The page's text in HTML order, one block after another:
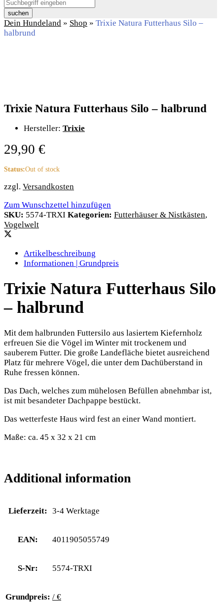
suchen
Dein Hundeland » Shop » Trixie Natura Futterhaus Silo –
halbrund
Trixie Natura Futterhaus Silo – halbrund
Hersteller: Trixie
29,90 €
Status:Out of stock
zzgl. Versandkosten
Zum Wunschzettel hinzufügen
SKU: 5574-TRXI Kategorien: Futterhäuser & Nistkästen,
Vogelwelt
Artikelbeschreibung
Informationen | Grundpreis
Trixie Natura Futterhaus Silo
– halbrund
Mit dem halbrunden Futtersilo aus lasiertem Kiefernholz
erfreuen Sie die Vögel im Winter mit trockenem und
sauberem Futter. Die große Landefläche bietet ausreichend
Platz für mehrere Vögel, die unter dem Dachüberstand in
Ruhe fressen können.
Das Dach, welches zum mühelosen Befüllen abnehmbar ist,
ist mit besandeter Dachpappe bestückt.
Das wetterfeste Haus wird fest an einer Wand montiert.
Maße: ca. 45 x 32 x 21 cm
Additional information
Lieferzeit: 3-4 Werktage
EAN: 4011905055749
S-Nr: 5574-TRXI
Grundpreis: / €